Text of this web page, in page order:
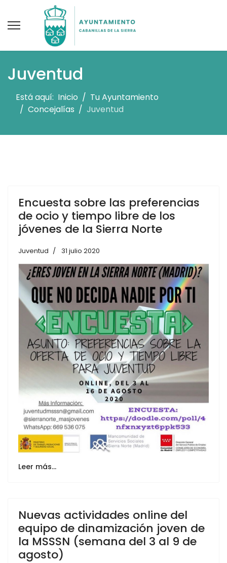
Juventud
Está aquí: Inicio
Tu Ayuntamiento
Concejalías
Juventud
Encuesta sobre las preferencias
de ocio y tiempo libre de los
jóvenes de la Sierra Norte
Juventud 31 julio 2020
Leer más…
Nuevas actividades online del
equipo de dinamización joven de
la MSSSN (semana del 3 al 9 de
agosto)